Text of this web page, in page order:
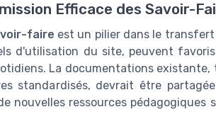
Efficace des Savoir-
faire est un pilier dans le transfert
d'utilisation du site, peuvent
La documentations existante,
standardisés, devrait être
nouvelles ressources